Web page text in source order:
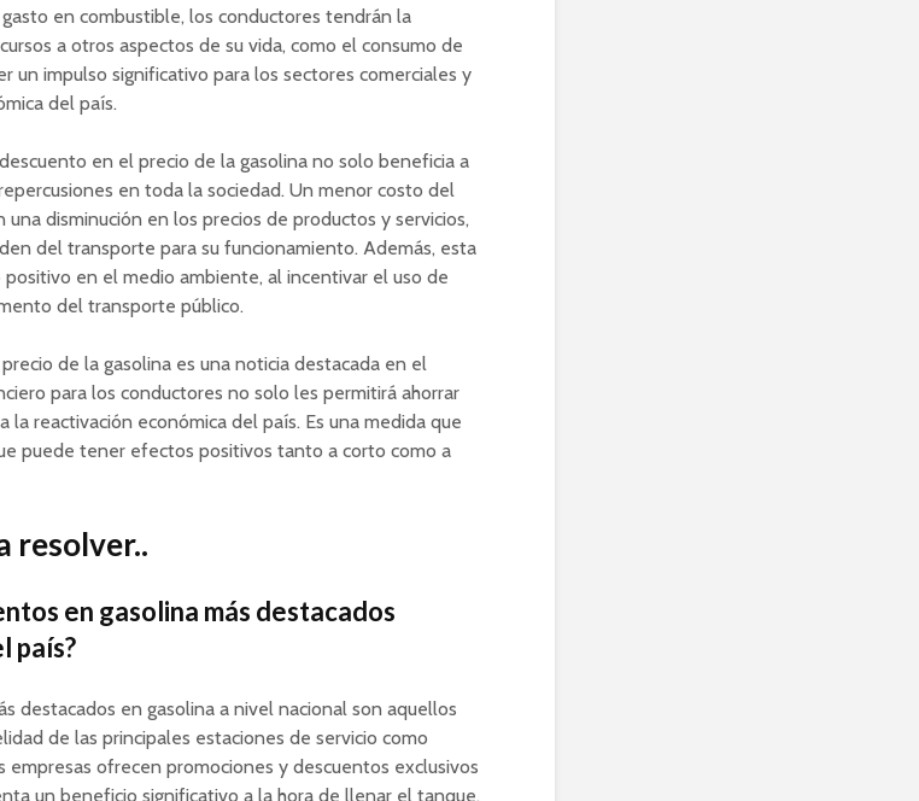
en combustible, los conductores tendrán la
a otros aspectos de su vida, como el consumo de
un impulso significativo para los sectores comerciales y
del país.
en el precio de la gasolina no solo beneficia a
en toda la sociedad. Un menor costo del
disminución en los precios de productos y servicios,
del transporte para su funcionamiento. Además, esta
en el medio ambiente, al incentivar el uso de
del transporte público.
de la gasolina es una noticia destacada en el
para los conductores no solo les permitirá ahorrar
la reactivación económica del país. Es una medida que
puede tener efectos positivos tanto a corto como a
resolver..
en gasolina más destacados
país?
destacados en gasolina a nivel nacional son aquellos
de las principales estaciones de servicio como
empresas ofrecen promociones y descuentos exclusivos
un beneficio significativo a la hora de llenar el tanque.